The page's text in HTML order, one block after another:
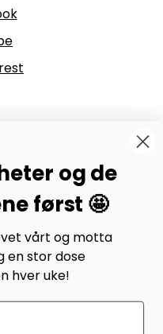
vårt på Facebook og
samt 31.000
bilder og
og de
først 🤩
vårt og motta
en stor dose
hver uke!